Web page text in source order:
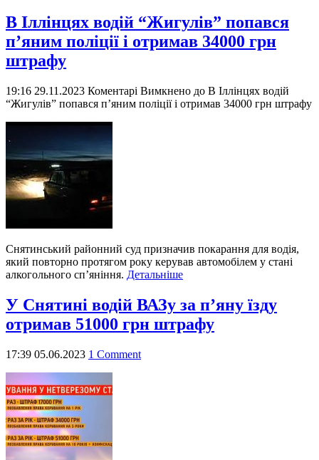
В Іллінцях водій “Жигулів” попався
п’яним поліції і отримав 34000 грн
штрафу
19:16 29.11.2023 Коментарі Вимкнено до В Іллінцях водій
“Жигулів” попався п’яним поліції і отримав 34000 грн штрафу
Снятинський районний суд призначив покарання для водія,
який повторно протягом року керував автомобілем у стані
алкогольного сп’яніння. Детальніше
У Снятині водій ВАЗу за п’яну їзду
отримав 51000 грн штрафу
17:39 05.06.2023 1 Comment